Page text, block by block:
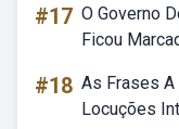
#17 O Governo
Ficou
#18 As Frases A
Locuções